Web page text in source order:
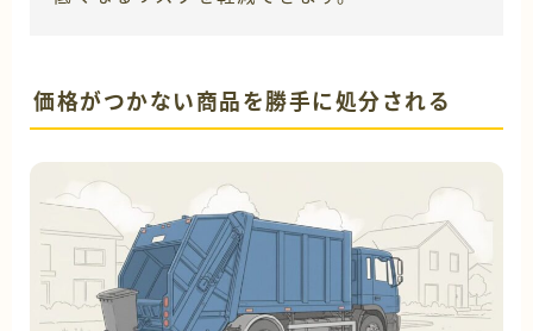
価格がつかない商品を勝手に処分される